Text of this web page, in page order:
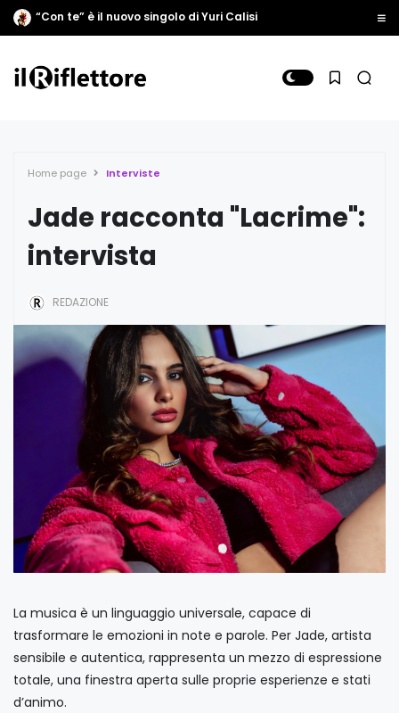
“Con te” è il nuovo singolo di Yuri Calisi
Home page Interviste
Jade racconta "Lacrime":
intervista
REDAZIONE
La musica è un linguaggio universale, capace di
trasformare le emozioni in note e parole. Per Jade, artista
sensibile e autentica, rappresenta un mezzo di espressione
totale, una finestra aperta sulle proprie esperienze e stati
d’animo.